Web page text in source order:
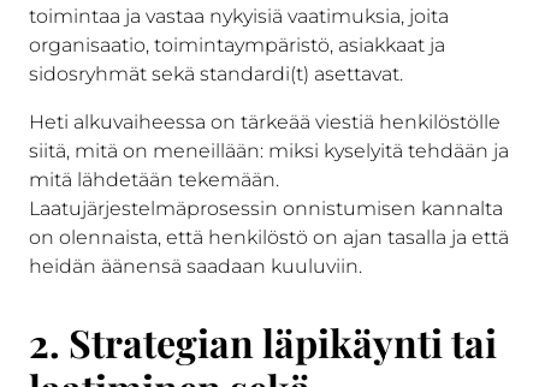
toimintaa ja vastaa nykyisiä vaatimuksia, joita
organisaatio, toimintaympäristö, asiakkaat ja
sidosryhmät sekä standardi(t) asettavat.
Heti alkuvaiheessa on tärkeää viestiä henkilöstölle
siitä, mitä on meneillään: miksi kyselyitä tehdään ja
mitä lähdetään tekemään.
Laatujärjestelmäprosessin onnistumisen kannalta
on olennaista, että henkilöstö on ajan tasalla ja että
heidän äänensä saadaan kuuluviin.
2. Strategian läpikäynti tai